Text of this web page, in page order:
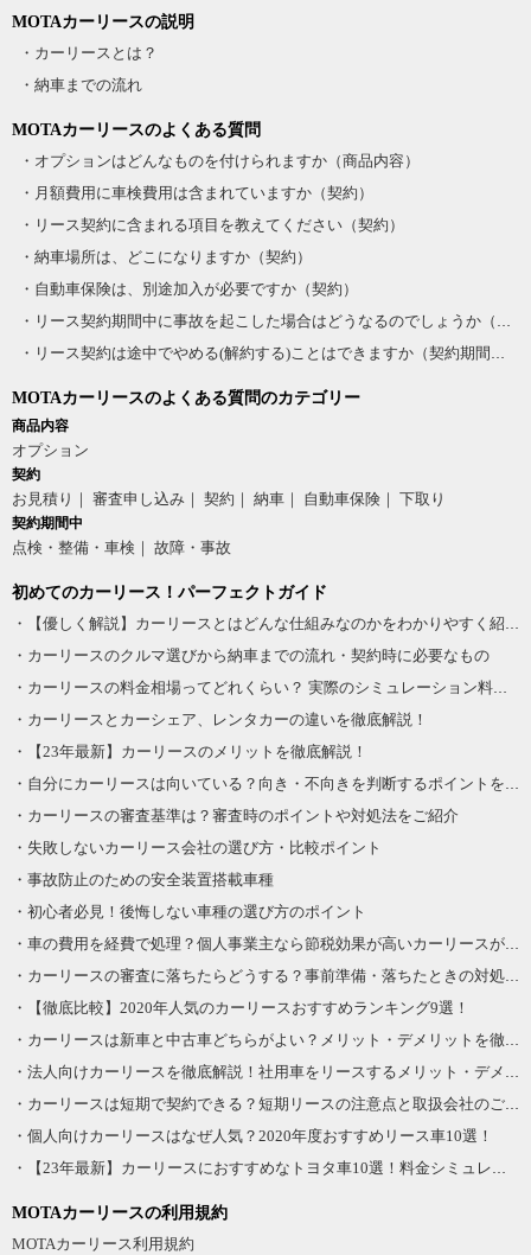
っています。とても快適だと思います。スピードを出しすぎる
と、とても熱くなりますが。色もブラウンはとてもキレイでお
気に入りで周りからも評判です。
気になった点
アイドリングストップが付いているのですが燃費がよくなった
感じはなく、アイドリングストップが付いているのでバッテリ
が止まらず子供が挟まれそうになったことが何度もあります。
出だしの発進が結構、急発進なので子供がビックリしていま
す。気をつけてはいますが私もビックリする時があります。御
年寄向けではないかなと思います。
小さな子供がいるお母さんの生活圏内で使うにはぴったりな車
です。
小回りが効き燃費は良く、スライドドアなので子供がドアを開
けて隣の車にぶつけることもない。
中は天井が高いため圧迫感もありません。
えや通勤に使いますが不自由なことは何もないです。
旅行に行く場合は荷物が乗らないのでレンタカーや大きな車が
良いなと思いますが日常生活にはこれでぴったりです
●スライドドアで駐車場で開け閉めしてぶち当てないか心配にな
らない
●荷物の積み込みが楽
●燃費が良い
●天井が高く圧迫感がない
●後部座席は折り畳めるので自転車を乗せたり寝ることも可能
●小回りがきき女性でも運転しやすい
●視界が広く運転しやすい
込める
●ドアポケットが豊富
気になった点
●私の車だとエアコンが前にしか付いていないため、後部座席が
た。 新型は後部座席にもエアコンが付いていると思います。 ●
日差しがきつい夏場はどうしても後部座席に日が入りがちで
す。メッシュのカーテンがついていますが、余り日除けにはな
らないため、市販のマグネットのカーテンを付けると子どもが
寝ても日差しが顔に当たらず良いと思います。
最高
アンパンマン
投稿日
スズキ スペーシア
グレード：-
総合評価
総評
こちらのスペーシア は、室内もとても広く高さもあり視野も広
いです。四人家族でも十分にのれます。そして、しずかで乗り
心地もいいです。小まわりもきくので運転もしやすいです。子
供がいるので、スライドドアで助かります。乗り降りもしやす
いです。
また、燃費も悪くありません。普段使いでは、最高の車です。
みんなにおすすめできます！軽自動車とは思えないです。
見た目めスタイリッシュで、カッコいいですよ！1番好きな車で
す。
とにかく運転席からの視野がひろいし、フロントガラスが大き
いので、運転もしやすいです。
高さもあるので大人四人でもゆったりのれます。
すごくコンパクトですが、中は広いので荷物がたくさんのりま
す。
また、子供がいるので、スライドドアはたすかります。荷物も
おすすめできる車です。カッコいいですよ。
全てにおいて高評価！
BIBI
スズキ スペーシア
総合評価
4.0
購入検討時にライバルと称される他車も試乗や見積り等して比
較しましたが、総合的に鑑みてトップと感じ、購入して運転を
MOTAカーリースの説明
・カーリースとは？
・納車までの流れ
MOTAカーリースのよくある質問
・オプションはどんなものを付けられますか（商品内容）
・月額費用に車検費用は含まれていますか（契約）
・リース契約に含まれる項目を教えてください（契約）
・納車場所は、どこになりますか（契約）
・自動車保険は、別途加入が必要ですか（契約）
・リース契約期間中に事故を起こした場合はどうなるのでしょうか（契約期間中）
・リース契約は途中でやめる(解約する)ことはできますか（契約期間中）
MOTAカーリースのよくある質問のカテゴリー
商品内容
オプション
契約
お見積り 審査申し込み 契約 納車 自動車保険 下取り
契約期間中
点検・整備・車検 故障・事故
初めてのカーリース！パーフェクトガイド
・【優しく解説】カーリースとはどんな仕組みなのかをわかりやすく紹介！
・カーリースのクルマ選びから納車までの流れ・契約時に必要なもの
・カーリースの料金相場ってどれくらい？ 実際のシミュレーション料金も紹介！
・カーリースとカーシェア、レンタカーの違いを徹底解説！
・【23年最新】カーリースのメリットを徹底解説！
・自分にカーリースは向いている？向き・不向きを判断するポイントを紹介
・カーリースの審査基準は？審査時のポイントや対処法をご紹介
・失敗しないカーリース会社の選び方・比較ポイント
・事故防止のための安全装置搭載車種
・初心者必見！後悔しない車種の選び方のポイント
・車の費用を経費で処理？個人事業主なら節税効果が高いカーリースがお得！
・カーリースの審査に落ちたらどうする？事前準備・落ちたときの対処法をご紹介！
・【徹底比較】2020年人気のカーリースおすすめランキング9選！
・カーリースは新車と中古車どちらがよい？メリット・デメリットを徹底比較！
・法人向けカーリースを徹底解説！社用車をリースするメリット・デメリットは？
・カーリースは短期で契約できる？短期リースの注意点と取扱会社のご紹介
・個人向けカーリースはなぜ人気？2020年度おすすめリース車10選！
・【23年最新】カーリースにおすすめなトヨタ車10選！料金シミュレーションも掲載
MOTAカーリースの利用規約
MOTAカーリース利用規約